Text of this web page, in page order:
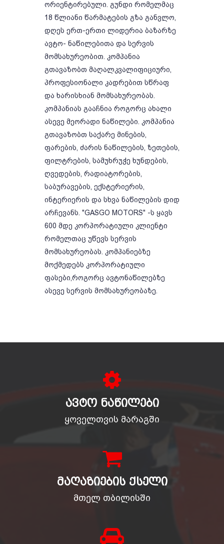
ორიენტირებული. გუნდი რომელმაც
18 წლიანი წარმატების გზა განვლო,
დღეს ერთ-ერთი ლიდერია ბაზარზე
ავტო- ნაწილებითა და სერვის
მომსახურეობით. კომპანია
გთავაზობთ მაღალკვალიფიციური,
პროფესიონალი კადრებით სწრაფ
და ხარისხიან მომსახურეობას.
კომპანიას გააჩნია როგორც ახალი
ასევე მეორადი ნაწილები. კომპანია
გთავაზობთ საქარე მინების,
ფარების, ძარის ნაწილების, ზეთების,
ფილტრების, სამუხრუჭე ხუნდების,
ღვედების, რადიატორების,
საბურავების, ექსტერიერის,
ინტერიერის და სხვა ნაწილების დიდ
არჩევანს. "GASGO MOTORS" -ს ყავს
600 მდე კორპორატიული კლიენტი
რომელთაც უწევს სერვის
მომსახურეობას. კომპანიებზე
მოქმედებს კორპორატიული
ფასები,როგორც ავტონაწილებზე
ასევე სერვის მომსახურეობაზე.
ᲐᲕᲢᲝ ᲜᲐᲬᲘᲚᲔᲑᲘ
ყოველთვის მარაგში
ᲛᲐᲦᲐᲖᲘᲔᲑᲘᲡ ᲥᲡᲔᲚᲘ
მთელ თბილისში